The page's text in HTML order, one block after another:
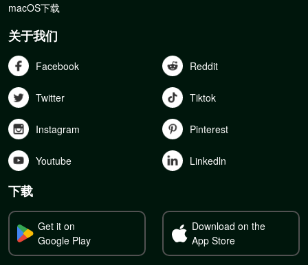
macOS下载
关于我们
Facebook Reddit
Twitter Tiktok
Instagram Pinterest
Youtube Linkedln
下载
Get it on
Google Play
Download on the
App Store